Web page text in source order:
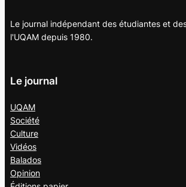
Le journal indépendant des étudiantes et
l'UQAM depuis 1980.
Le journal
UQAM
Société
Culture
Vidéos
Balados
Opinion